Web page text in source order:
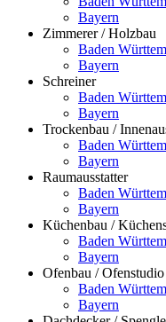
Bayern
Zimmerer / Holzbau
Baden
Bayern
Schreiner
Baden
Bayern
Trockenbau /
Baden
Bayern
Raumausstatter
Baden
Bayern
Küchenbau /
Baden
Bayern
Ofenbau / Ofenstudio
Baden
Bayern